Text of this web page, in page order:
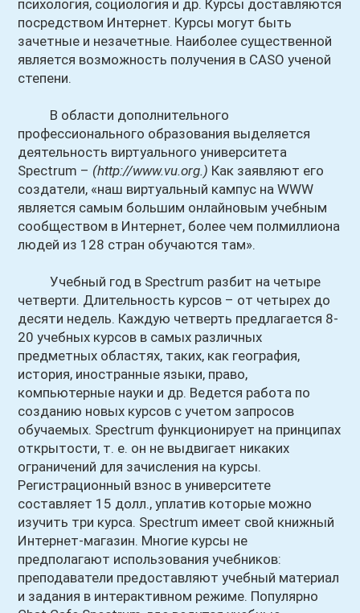
психология, социология и др. Курсы доставляются
посредством Интернет. Курсы могут быть
зачетные и незачетные. Наиболее существенной
является возможность получения в CASO ученой
степени.
В области дополнительного
профессионального образования выделяется
деятельность виртуального университета
Spectrum – (http://www.vu.org.) Как заявляют его
создатели, «наш виртуальный кампус на WWW
является самым большим онлайновым учебным
сообществом в Интернет, более чем полмиллиона
людей из 128 стран обучаются там».
Учебный год в Spectrum разбит на четыре
четверти. Длительность курсов – от четырех до
десяти недель. Каждую четверть предлагается 8-
20 учебных курсов в самых различных
предметных областях, таких, как география,
история, иностранные языки, право,
компьютерные науки и др. Ведется работа по
созданию новых курсов с учетом запросов
обучаемых. Spectrum функционирует на принципах
открытости, т. е. он не выдвигает никаких
ограничений для зачисления на курсы.
Регистрационный взнос в университете
составляет 15 долл., уплатив которые можно
изучить три курса. Spectrum имеет свой книжный
Интернет-магазин. Многие курсы не
предполагают использования учебников:
преподаватели предоставляют учебный материал
и задания в интерактивном режиме. Популярно